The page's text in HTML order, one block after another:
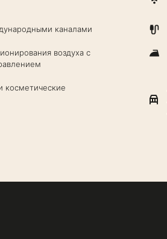
каналами
воздуха с
косметические